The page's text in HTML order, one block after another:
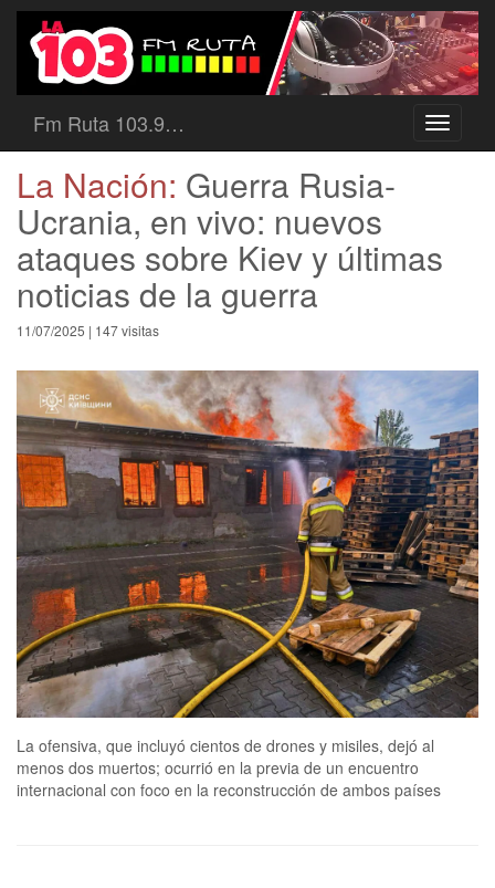
Toggle
Fm Ruta 103.9…
La Nación: Guerra Rusia-
Ucrania, en vivo: nuevos
ataques sobre Kiev y últimas
noticias de la guerra
11/07/2025 | 147 visitas
La ofensiva, que incluyó cientos de drones y misiles, dejó al
menos dos muertos; ocurrió en la previa de un encuentro
internacional con foco en la reconstrucción de ambos países